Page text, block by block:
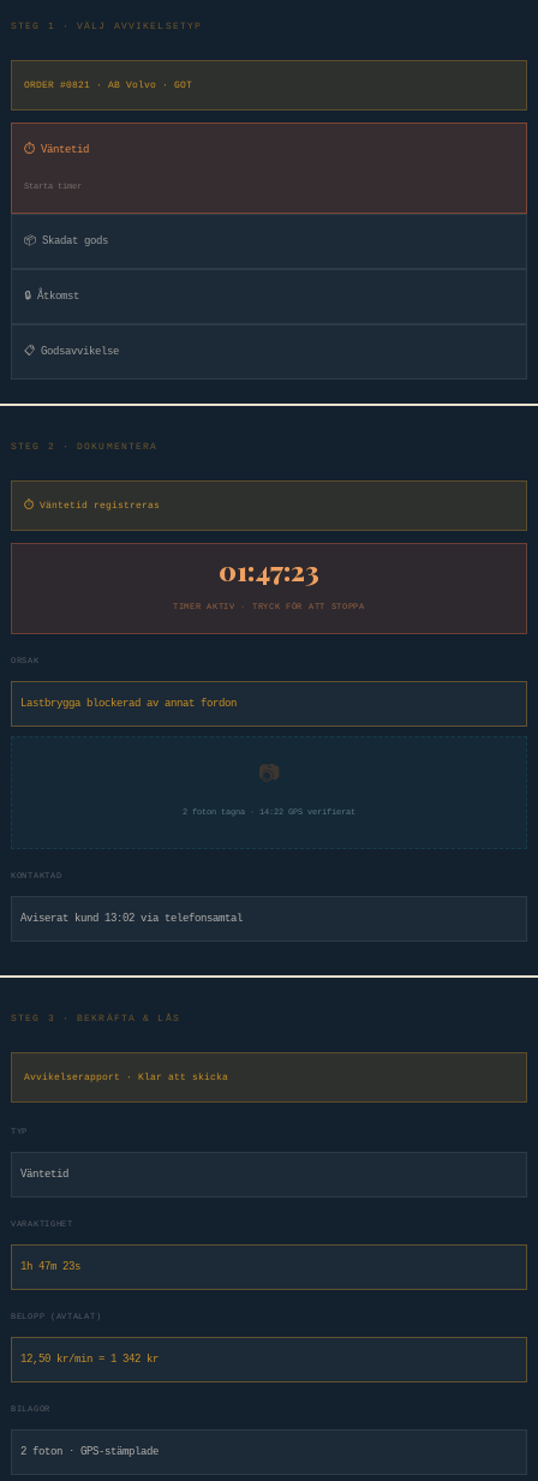
STEG 1 · VÄLJ AVVIKELSETYP
ORDER #0821 · AB Volvo · GOT
⏱ Väntetid
Starta timer
📦 Skadat gods
🔒 Åtkomst
📋 Godsavvikelse
STEG 2 · DOKUMENTERA
⏱ Väntetid registreras
01:47:23
TIMER AKTIV · TRYCK FÖR ATT STOPPA
ORSAK
Lastbrygga blockerad av annat fordon
📷
2 foton tagna · 14:22 GPS verifierat
KONTAKTAD
Aviserat kund 13:02 via telefonsamtal
STEG 3 · BEKRÄFTA & LÅS
Avvikelserapport · Klar att skicka
TYP
Väntetid
VARAKTIGHET
1h 47m 23s
BELOPP (AVTALAT)
12,50 kr/min = 1 342 kr
BILAGOR
2 foton · GPS-stämplade